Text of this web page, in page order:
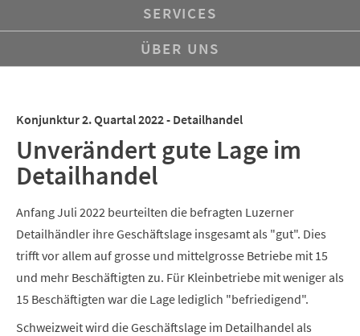
SERVICES
ÜBER UNS
Konjunktur 2. Quartal 2022 - Detailhandel
Unverändert gute Lage im
Detailhandel
Anfang Juli 2022 beurteilten die befragten Luzerner
Detailhändler ihre Geschäftslage insgesamt als "gut". Dies
trifft vor allem auf grosse und mittelgrosse Betriebe mit 15
und mehr Beschäftigten zu. Für Kleinbetriebe mit weniger als
15 Beschäftigten war die Lage lediglich "befriedigend".
Schweizweit wird die Geschäftslage im Detailhandel als